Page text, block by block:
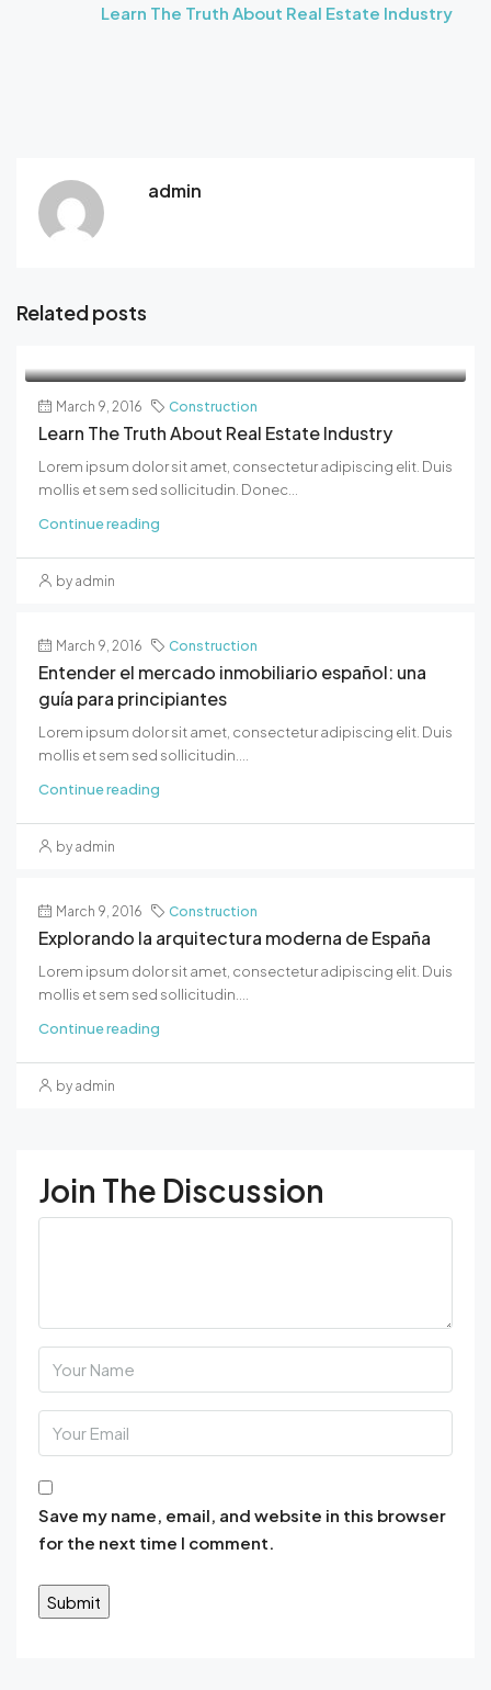
Learn The Truth About Real Estate Industry
admin
Related posts
March 9, 2016 Construction
Learn The Truth About Real Estate Industry
Lorem ipsum dolor sit amet, consectetur adipiscing elit. Duis
mollis et sem sed sollicitudin. Donec...
Continue reading
by admin
March 9, 2016 Construction
Entender el mercado inmobiliario español: una
guía para principiantes
Lorem ipsum dolor sit amet, consectetur adipiscing elit. Duis
mollis et sem sed sollicitudin....
Continue reading
by admin
March 9, 2016 Construction
Explorando la arquitectura moderna de España
Lorem ipsum dolor sit amet, consectetur adipiscing elit. Duis
mollis et sem sed sollicitudin....
Continue reading
by admin
Join The Discussion
Save my name, email, and website in this browser
for the next time I comment.